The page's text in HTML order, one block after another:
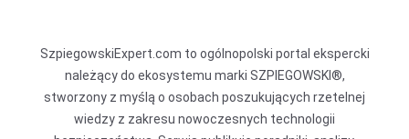
SzpiegowskiExpert.com to ogólnopolski portal ekspercki
należący do ekosystemu marki SZPIEGOWSKI®,
stworzony z myślą o osobach poszukujących rzetelnej
wiedzy z zakresu nowoczesnych technologii